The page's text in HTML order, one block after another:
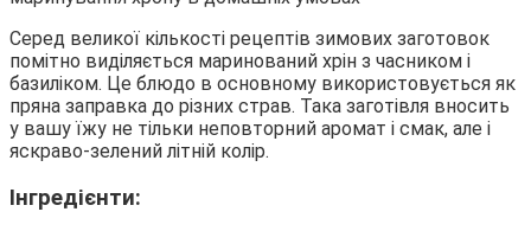
Серед великої кількості рецептів зимових заготовок
помітно виділяється маринований хрін з часником і
базиліком. Це блюдо в основному використовується як
пряна заправка до різних страв. Така заготівля вносить
у вашу їжу не тільки неповторний аромат і смак, але і
яскраво-зелений літній колір.
Інгредієнти: